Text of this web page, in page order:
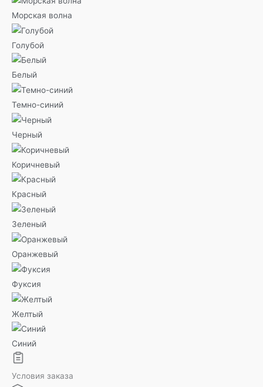
Морская волна
Голубой
Белый
Темно-синий
Черный
Коричневый
Красный
Зеленый
Оранжевый
Фуксия
Желтый
Синий
Условия заказа